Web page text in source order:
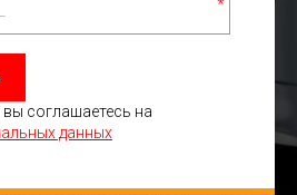
*
соглашаетесь на
данных